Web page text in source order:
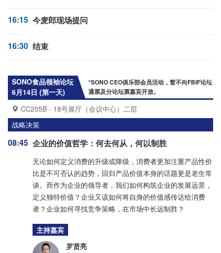
16:15 今麦郎现场提问
16:30 结束
SONO食品领袖论坛
6月14日 (第一天)
*SONO CEO俱乐部会员活动，暂不向FBIF论坛
通票及分论坛票嘉宾开放。
CC205B - 18号展厅（会议中心）二层
战略决策
08:45 企业的价值哲学：何去何从，何以制胜
无论如何定义消费的升级或降级，消费者更加注重产品性价
比是不可否认的趋势，回归产品价值本身的话题更是老生常
谈。而作为企业的领导者，我们如何构筑企业的发展远景，
定义独特价值？企业又该如何将自身的价值感传达给消费
者？企业如何寻找竞争策略，在市场中长远制胜？
主持嘉宾
罗贤亮